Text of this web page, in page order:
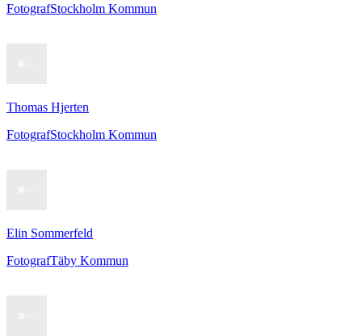
FotografStockholm Kommun
Thomas Hjerten
FotografStockholm Kommun
Elin Sommerfeld
FotografTäby Kommun